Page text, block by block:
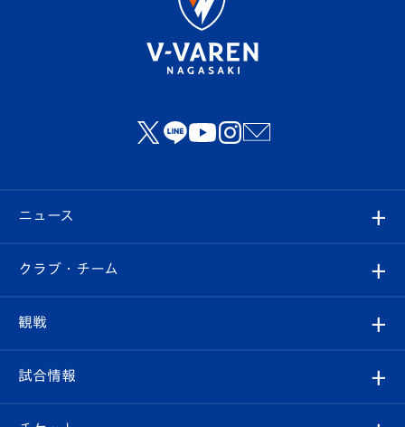
ニュース
すべて
クラブ
試合情報
クラブ・チーム
クラブ概要
観戦
観戦ルール
試合情報